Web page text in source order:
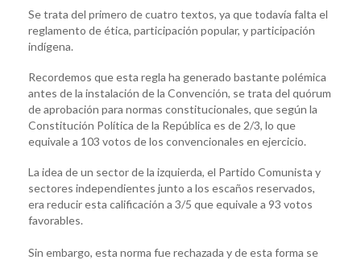
Se trata del primero de cuatro textos, ya que todavía falta el
reglamento de ética, participación popular, y participación
indígena.
Recordemos que esta regla ha generado bastante polémica
antes de la instalación de la Convención, se trata del quórum
de aprobación para normas constitucionales, que según la
Constitución Política de la República es de 2/3, lo que
equivale a 103 votos de los convencionales en ejercicio.
La idea de un sector de la izquierda, el Partido Comunista y
sectores independientes junto a los escaños reservados,
era reducir esta calificación a 3/5 que equivale a 93 votos
favorables.
Sin embargo, esta norma fue rechazada y de esta forma se